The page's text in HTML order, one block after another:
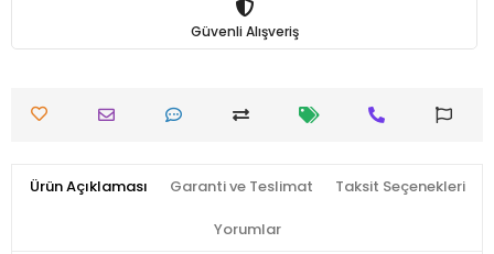
Güvenli Alışveriş
Ürün Açıklaması Garanti ve Teslimat Taksit Seçenekleri
Yorumlar